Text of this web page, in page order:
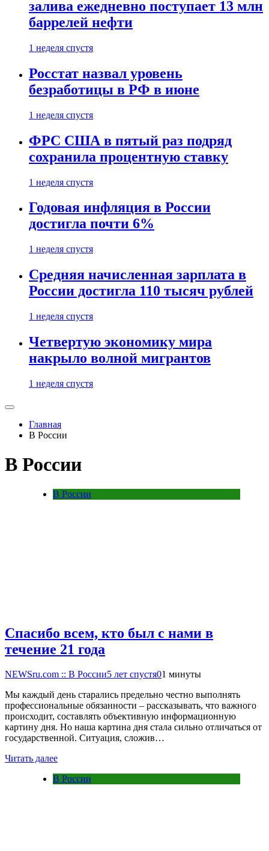
залива ежедневно поступает 13 млн
баррелей нефти
1 неделя спустя
Росстат назвал уровень
безработицы в РФ в июне
1 неделя спустя
ФРС США в пятый раз подряд
сохранила процентную ставку
1 неделя спустя
Годовая инфляция в России
достигла почти 6%
1 неделя спустя
Средняя начисленная зарплата в
России достигла 110 тысяч рублей
1 неделя спустя
Четвертую экономику мира
накрыло волной мигрантов
1 неделя спустя
Главная
В России
В России
В России
Спасибо всем, кто был с нами в
течение 21 года
NEWSru.com :: В России5 лет спустя01 минуты
Мы каждый день старались предельно честно выполнять
профессиональные обязанности – рассказывать, что важного
происходит, составлять объективную информационную
картину дня. Но наша картина дня стала сильно отличаться от
государственной. Ситуация, сложив…
Читать далее
В России